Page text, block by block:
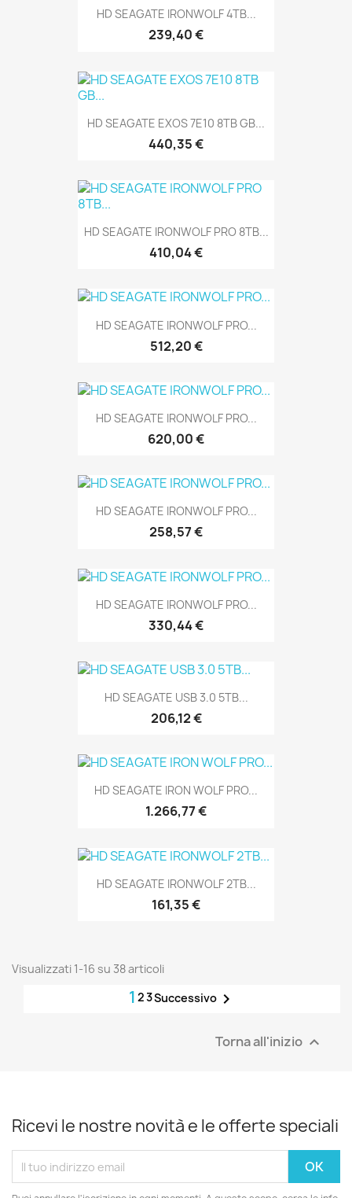
HD SEAGATE IRONWOLF 4TB...
239,40 €
HD SEAGATE EXOS 7E10 8TB GB...
440,35 €
HD SEAGATE IRONWOLF PRO 8TB...
410,04 €
HD SEAGATE IRONWOLF PRO...
512,20 €
HD SEAGATE IRONWOLF PRO...
620,00 €
HD SEAGATE IRONWOLF PRO...
258,57 €
HD SEAGATE IRONWOLF PRO...
330,44 €
HD SEAGATE USB 3.0 5TB...
206,12 €
HD SEAGATE IRON WOLF PRO...
1.266,77 €
HD SEAGATE IRONWOLF 2TB...
161,35 €
Visualizzati 1-16 su 38 articoli
1 23Successivo
Torna all'inizio 
Ricevi le nostre novità e le offerte speciali